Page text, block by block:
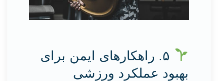
۵. راهکارهای ایمن برای
بهبود عملکرد ورزشی